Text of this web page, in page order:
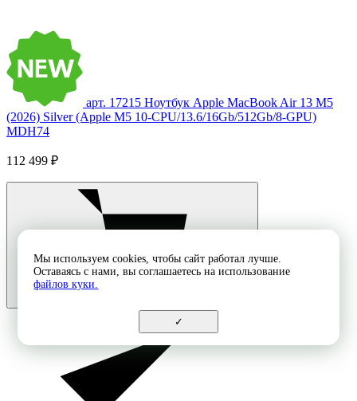
арт. 17215 Ноутбук Apple MacBook Air 13 M5
(2026) Silver (Apple M5 10-CPU/13.6/16Gb/512Gb/8-GPU)
MDH74
112 499 ₽
Мы используем cookies, чтобы сайт работал лучше.
Оставаясь с нами, вы соглашаетесь на использование
файлов куки.
✓